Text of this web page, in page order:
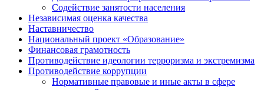
Содействие занятости населения
Независимая оценка качества
Наставничество
Национальный проект «Образование»
Финансовая грамотность
Противодействие идеологии терроризма и экстремизма
Противодействие коррупции
Нормативные правовые и иные акты в сфере